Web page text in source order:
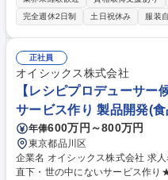
理まで全工程を主体的に推進する役割です。 【具体的に
携し、ファンの手元に届くまでの
原価計算を含む商品構成の提案、
渉、デザイナーへの指示出し、サ
元）との監修・承認作業です。 募集職種 契約社員【商品企画・開発】ア
ニメキャラクターグッズ・オンラ
完全週休2日制
土日祝休み 服装
正社員
オイシックス株式会社
【レシピプロデューサー
サービス作り 製品開発(
年俸600万円～800万円
東京都品川区
企業名 オイシックス株式会社 求人名 【レシピプロデューサー候補】社長
直下・世の中にないサービス作り★ 仕事の内容 【ミッション】社長